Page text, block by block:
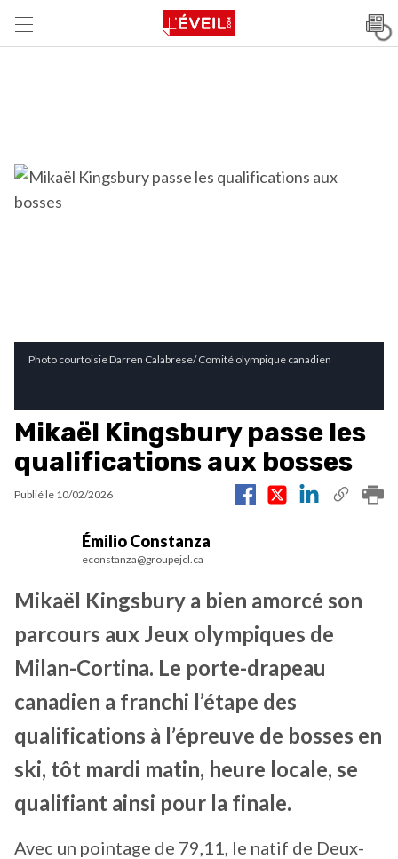
Photo courtoisie Darren Calabrese/ Comité olympique canadien
Mikaël Kingsbury passe les
qualifications aux bosses
Publié le 10/02/2026
Émilio Constanza
econstanza@groupejcl.ca
Mikaël Kingsbury a bien amorcé son
parcours aux Jeux olympiques de
Milan-Cortina. Le porte-drapeau
canadien a franchi l’étape des
qualifications à l’épreuve de bosses en
ski, tôt mardi matin, heure locale, se
qualifiant ainsi pour la finale.
Avec un pointage de 79,11, le natif de Deux-